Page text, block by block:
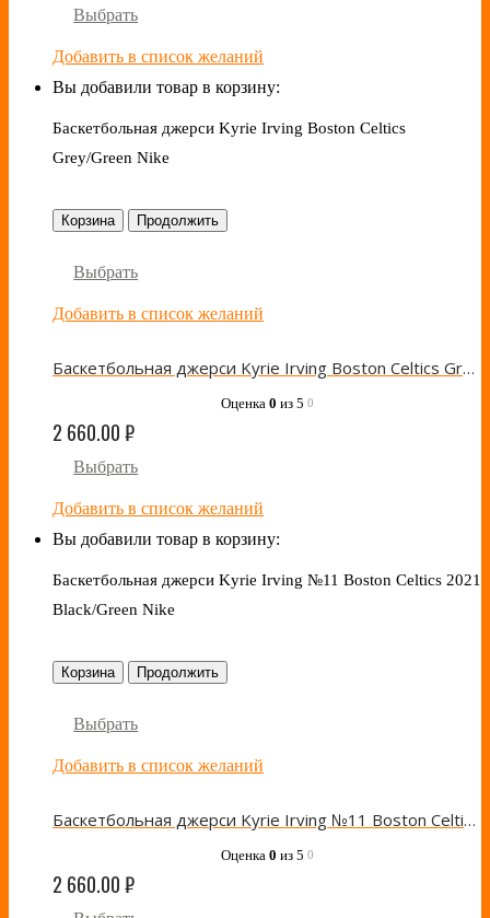
Выбрать
Добавить в список желаний
Вы добавили товар в корзину:
Баскетбольная джерси Kyrie Irving Boston Celtics
Grey/Green Nike
Корзина Продолжить
Выбрать
Добавить в список желаний
Баскетбольная джерси Kyrie Irving Boston Celtics Grey/Green Nike
Оценка 0 из 5 0
2 660.00₽
Выбрать
Добавить в список желаний
Вы добавили товар в корзину:
Баскетбольная джерси Kyrie Irving №11 Boston Celtics 2021
Black/Green Nike
Корзина Продолжить
Выбрать
Добавить в список желаний
Баскетбольная джерси Kyrie Irving №11 Boston Celtics 2021 Black/Green Nike
Оценка 0 из 5 0
2 660.00₽